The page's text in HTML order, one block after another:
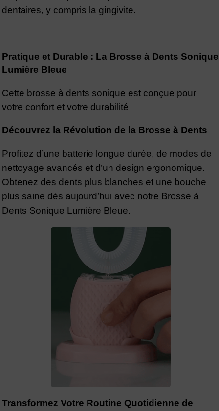
dentaires, y compris la gingivite.
Pratique et Durable : La Brosse à Dents Sonique
Lumière Bleue
Cette brosse à dents sonique est conçue pour
votre confort et votre durabilité
Découvrez la Révolution de la Brosse à Dents
Profitez d’une batterie longue durée, de modes de
nettoyage avancés et d’un design ergonomique.
Obtenez des dents plus blanches et une bouche
plus saine dès aujourd’hui avec notre Brosse à
Dents Sonique Lumière Bleue.
Transformez Votre Routine Quotidienne de